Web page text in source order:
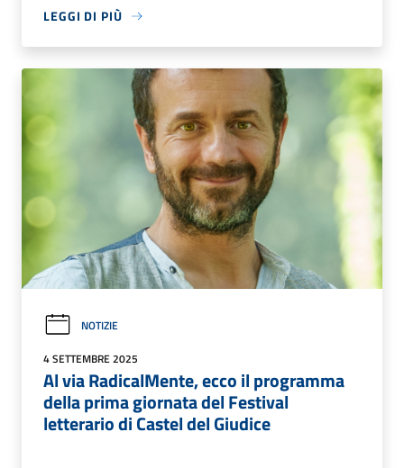
LEGGI DI PIÙ
NOTIZIE
4 SETTEMBRE 2025
Al via RadicalMente, ecco il programma
della prima giornata del Festival
letterario di Castel del Giudice